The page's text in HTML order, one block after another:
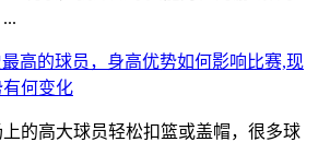
高的球员，身高优势如何影响比赛,现
何变化
的高大球员轻松扣篮或盖帽，很多球